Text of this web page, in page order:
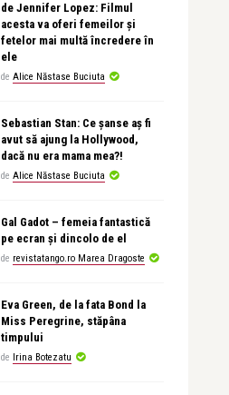
de Jennifer Lopez: Filmul
acesta va oferi femeilor și
fetelor mai multă încredere în
ele
de Alice Năstase Buciuta
Sebastian Stan: Ce șanse aș fi
avut să ajung la Hollywood,
dacă nu era mama mea?!
de Alice Năstase Buciuta
Gal Gadot – femeia fantastică
pe ecran și dincolo de el
de revistatango.ro Marea Dragoste
Eva Green, de la fata Bond la
Miss Peregrine, stăpâna
timpului
de Irina Botezatu